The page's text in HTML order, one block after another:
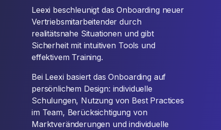
Leexi beschleunigt das Onboarding neuer
Vertriebsmitarbeitender durch
realitätsnahe Situationen und gibt
Sicherheit mit intuitiven Tools und
effektivem Training.
Bei Leexi basiert das Onboarding auf
persönlichem Design: individuelle
Schulungen, Nutzung von Best Practices
im Team, Berücksichtigung von
Marktveränderungen und individuelle